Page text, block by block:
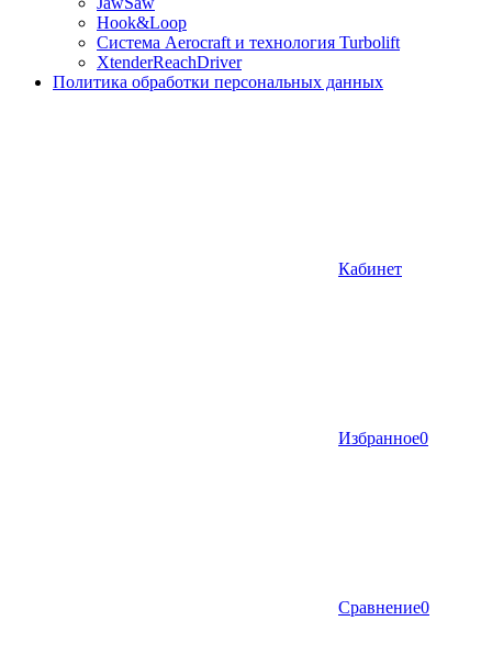
Hook&Loop
Cистема Aerocraft и технология Turbolift
XtenderReachDriver
Политика обработки персональных данных
Кабинет
Избранное0
Сравнение0